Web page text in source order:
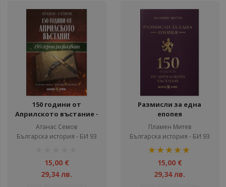
150 години от
Априлското въстание -
150 герои разказват
Атанас Семов
Българска история - БИ 93
15,00 €
29,34 лв.
Размисли за една
епопея
Пламен Митев
Българска история - БИ 93
рейтинг:
100%15,00 €
29,34 лв.